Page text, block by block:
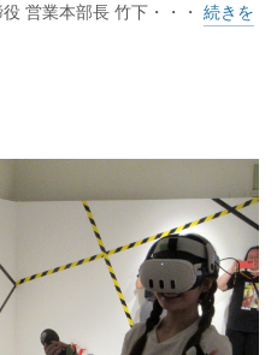
営業本部長 竹下・・・ 続きを